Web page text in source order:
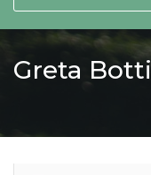
Greta Botti